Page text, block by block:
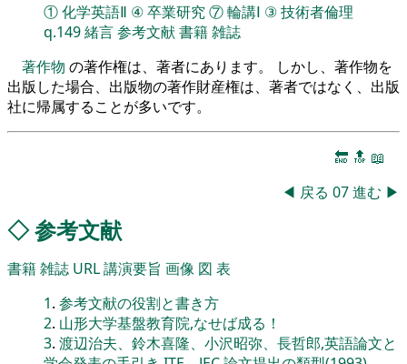
①化学英語Ⅱ ④卒業研究⑦輪講Ⅰ ③技術者倫理
q.149緒言参考文献書籍雑誌
著作物 の著作権は、著者にあります。 しかし、著作物を
出版した場合、出版物の著作財産権は、著者ではなく、出版
社に帰属することが多いです。
🔚 🔝 📖
◀ 戻る 07進む ▶
◇参考文献
書籍雑誌 URL講演要旨 画像 図 表
1. 参考文献の役割と書き方
2. 山形大学基盤教育院,なせば成る！
3. 渡辺治夫、鈴木喜隆、小沢昭弥、長哲郎,英語論文と